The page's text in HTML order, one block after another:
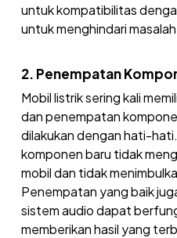
untuk kompatibilitas
untuk menghindari
2. Penempatan
Mobil listrik sering kali
dan penempatan
dilakukan dengan hati-
komponen baru tidak
mobil dan tidak
Penempatan yang baik
sistem audio dapat
memberikan hasil yang